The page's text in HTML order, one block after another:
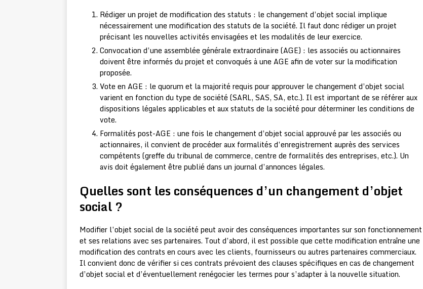
Rédiger un projet de modification des statuts : le changement d’objet social implique
nécessairement une modification des statuts de la société. Il faut donc rédiger un projet
précisant les nouvelles activités envisagées et les modalités de leur exercice.
Convocation d’une assemblée générale extraordinaire (AGE) : les associés ou actionnaires
doivent être informés du projet et convoqués à une AGE afin de voter sur la modification
proposée.
Vote en AGE : le quorum et la majorité requis pour approuver le changement d’objet social
varient en fonction du type de société (SARL, SAS, SA, etc.). Il est important de se référer aux
dispositions légales applicables et aux statuts de la société pour déterminer les conditions de
vote.
Formalités post-AGE : une fois le changement d’objet social approuvé par les associés ou
actionnaires, il convient de procéder aux formalités d’enregistrement auprès des services
compétents (greffe du tribunal de commerce, centre de formalités des entreprises, etc.). Un
avis doit également être publié dans un journal d’annonces légales.
Quelles sont les conséquences d’un changement d’objet
social ?
Modifier l’objet social de la société peut avoir des conséquences importantes sur son fonctionnement
et ses relations avec ses partenaires. Tout d’abord, il est possible que cette modification entraîne une
modification des contrats en cours avec les clients, fournisseurs ou autres partenaires commerciaux.
Il convient donc de vérifier si ces contrats prévoient des clauses spécifiques en cas de changement
d’objet social et d’éventuellement renégocier les termes pour s’adapter à la nouvelle situation.